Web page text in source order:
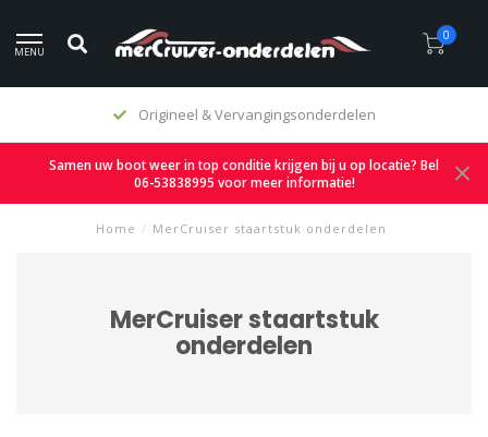
MENU
0
Origineel & Vervangingsonderdelen
Samen uw boot weer in top conditie krijgen bij u op locatie? Bel
06-53838995 voor meer informatie!
Home / MerCruiser staartstuk onderdelen
MerCruiser staartstuk
onderdelen